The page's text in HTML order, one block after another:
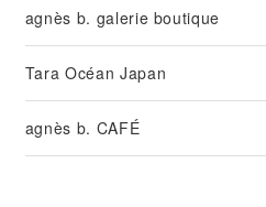
agnès b. galerie boutique
Tara Océan Japan
agnès b. CAFÉ